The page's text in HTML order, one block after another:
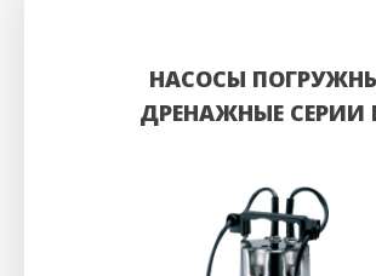
НАСОСЫ
ДРЕНАЖНЫЕ СЕРИИ